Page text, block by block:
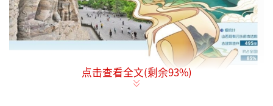
点击查看全文(剩余93%)